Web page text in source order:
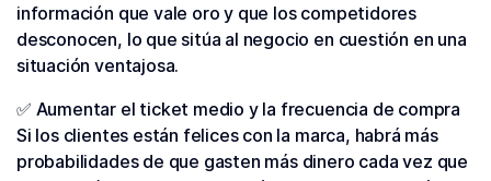
información que vale oro y que los competidores
desconocen, lo que sitúa al negocio en cuestión en una
situación ventajosa.
✅ Aumentar el ticket medio y la frecuencia de compra
Si los clientes están felices con la marca, habrá más
probabilidades de que gasten más dinero cada vez que